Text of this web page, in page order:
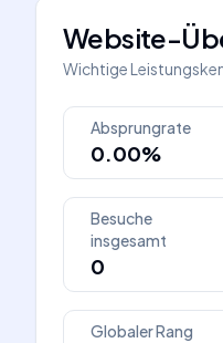
Website-
Wichtige
Absprungrate
0.00%
Besuche
insgesamt
0
Globaler Rang